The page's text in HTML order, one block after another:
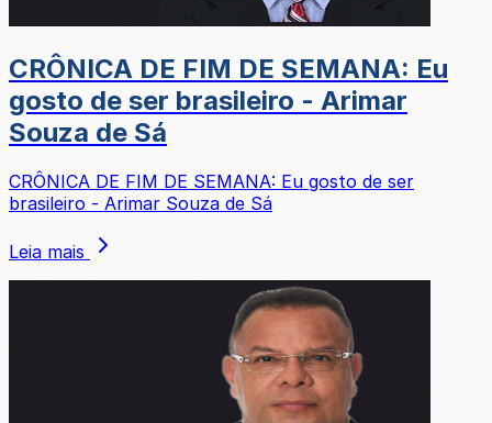
CRÔNICA DE FIM DE SEMANA: Eu
gosto de ser brasileiro - Arimar
Souza de Sá
CRÔNICA DE FIM DE SEMANA: Eu gosto de ser
brasileiro - Arimar Souza de Sá
Leia mais